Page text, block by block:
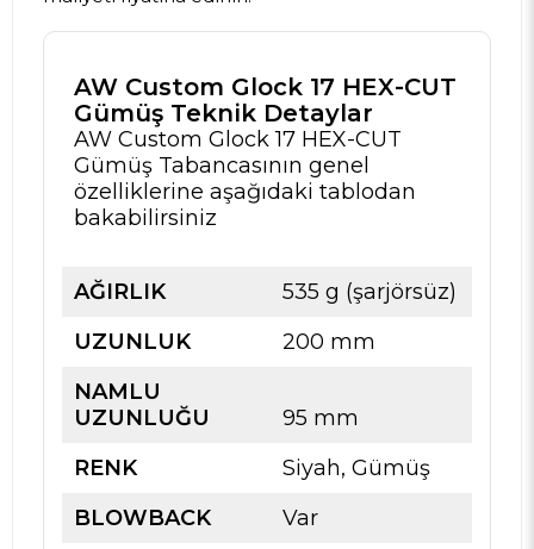
AW Custom Glock 17 HEX-CUT
Gümüş Teknik Detaylar
AW Custom Glock 17 HEX-CUT
Gümüş Tabancasının genel
özelliklerine aşağıdaki tablodan
bakabilirsiniz
AĞIRLIK
535 g (şarjörsüz)
UZUNLUK
200 mm
NAMLU
UZUNLUĞU
95 mm
RENK
Siyah, Gümüş
BLOWBACK
Var